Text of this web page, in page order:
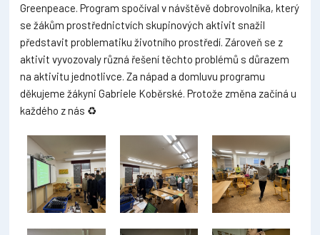
Greenpeace. Program spočíval v návštěvě dobrovolníka, který
se žákům prostřednictvích skupinových aktivit snažil
představit problematiku životního prostředí. Zároveň se z
aktivit vyvozovaly různá řešení těchto problémů s důrazem
na aktivitu jednotlivce. Za nápad a domluvu programu
děkujeme žákyni Gabriele Koběrské. Protože změna začíná u
každého z nás ♻️